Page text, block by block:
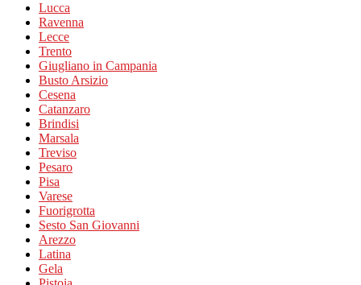
Lucca
Ravenna
Lecce
Trento
Giugliano in Campania
Busto Arsizio
Cesena
Catanzaro
Brindisi
Marsala
Treviso
Pesaro
Pisa
Varese
Fuorigrotta
Sesto San Giovanni
Arezzo
Latina
Gela